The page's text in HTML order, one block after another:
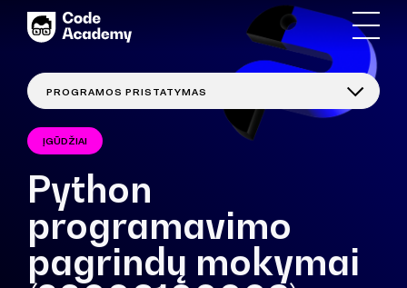
ĮGŪDŽIAI
Python
programavimo
pagrindų mokymai